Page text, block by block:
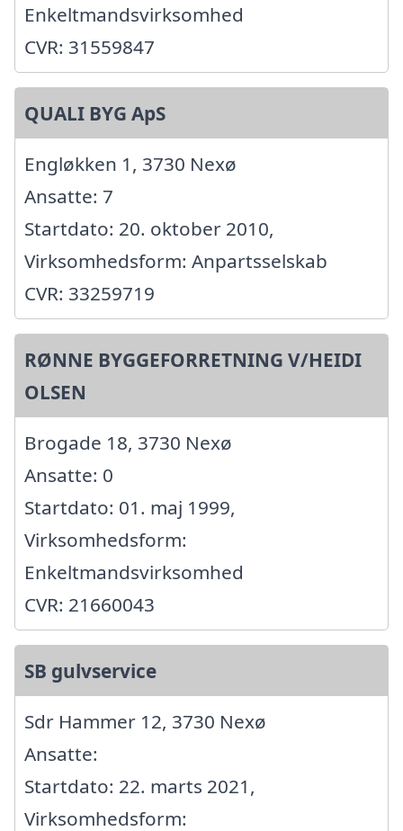
Enkeltmandsvirksomhed
CVR: 31559847
QUALI BYG ApS
Engløkken 1, 3730 Nexø
Ansatte: 7
Startdato: 20. oktober 2010,
Virksomhedsform: Anpartsselskab
CVR: 33259719
RØNNE BYGGEFORRETNING V/HEIDI
OLSEN
Brogade 18, 3730 Nexø
Ansatte: 0
Startdato: 01. maj 1999,
Virksomhedsform:
Enkeltmandsvirksomhed
CVR: 21660043
SB gulvservice
Sdr Hammer 12, 3730 Nexø
Ansatte:
Startdato: 22. marts 2021,
Virksomhedsform: